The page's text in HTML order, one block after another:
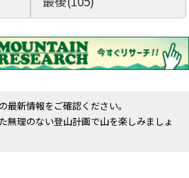
最新情報をご確認ください。
無理のない登山計画で山を楽しみましょ